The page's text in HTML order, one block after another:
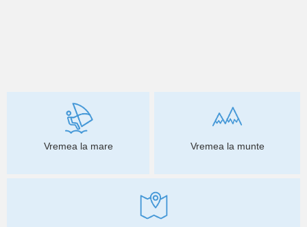
Vremea la mare Vremea la munte